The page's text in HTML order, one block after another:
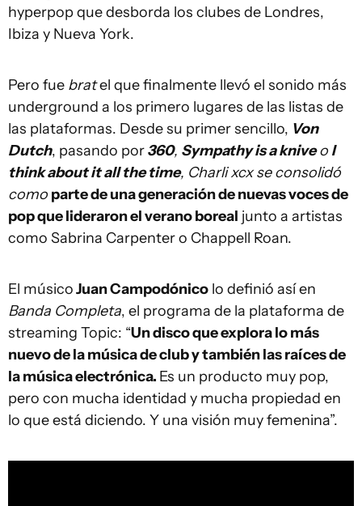
hyperpop que desborda los clubes de Londres,
Ibiza y Nueva York.
Pero fue bratel que finalmente llevó el sonido más
underground a los primero lugares de las listas de
las plataformas. Desde su primer sencillo, Von
Dutch, pasando por360, Sympathy is a kniveo I
think about it all the time, Charli xcx se consolidó
como parte de una generación de nuevas voces de
pop que lideraron el verano boreal junto a artistas
como Sabrina Carpenter o Chappell Roan.
El músicoJuan Campodónico lo definió así en
Banda Completa, el programa de la plataforma de
streaming Topic: “Un disco que explora lo más
nuevo de la música de club y también las raíces de
la música electrónica. Es un producto muy pop,
pero con mucha identidad y mucha propiedad en
lo que está diciendo. Y una visión muy femenina”.